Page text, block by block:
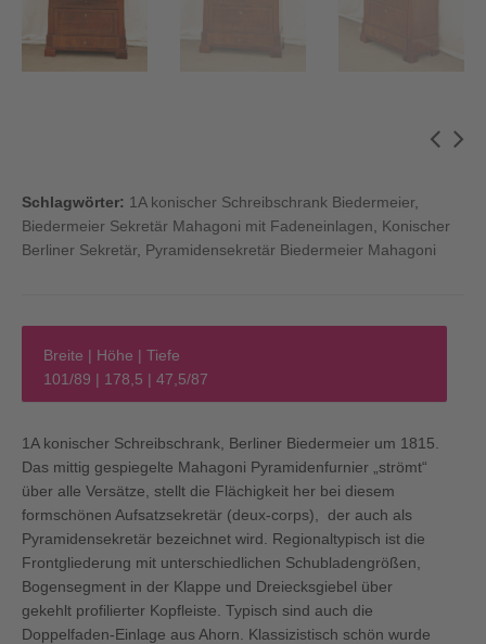
Schlagwörter: 1A konischer Schreibschrank Biedermeier,
Biedermeier Sekretär Mahagoni mit Fadeneinlagen
Konischer
Berliner Sekretär, Pyramidensekretär Biedermeier Mahagoni
Breite | Höhe | Tiefe
101/89 | 178,5 | 47,5/87
1A konischer Schreibschrank, Berliner Biedermeier um 1815.
Das mittig gespiegelte Mahagoni Pyramidenfurnier „strömt“
über alle Versätze, stellt die Flächigkeit her bei diesem
formschönen Aufsatzsekretär (deux-corps), der auch als
Pyramidensekretär bezeichnet wird. Regionaltypisch ist die
Frontgliederung mit unterschiedlichen Schubladengrößen,
Bogensegment in der Klappe und Dreiecksgiebel über
gekehlt profilierter Kopfleiste. Typisch sind auch die
Doppelfaden-Einlage aus Ahorn. Klassizistisch schön wurde